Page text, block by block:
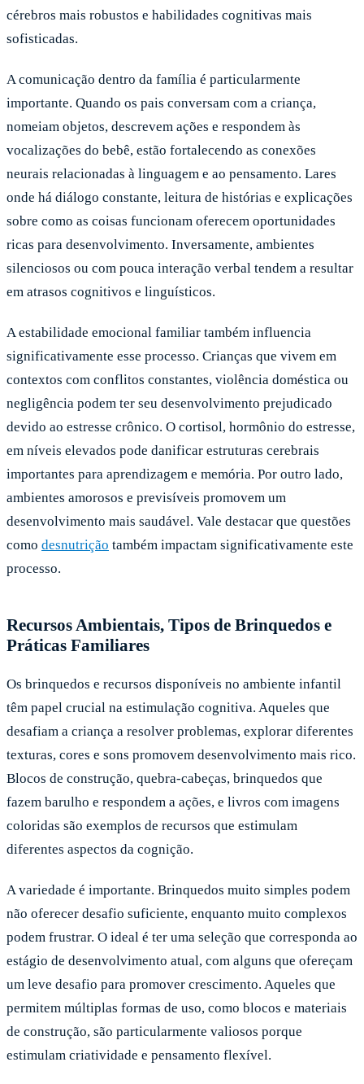
cérebros mais robustos e habilidades cognitivas mais
sofisticadas.
A comunicação dentro da família é particularmente
importante. Quando os pais conversam com a criança,
nomeiam objetos, descrevem ações e respondem às
vocalizações do bebê, estão fortalecendo as conexões
neurais relacionadas à linguagem e ao pensamento. Lares
onde há diálogo constante, leitura de histórias e explicações
sobre como as coisas funcionam oferecem oportunidades
ricas para desenvolvimento. Inversamente, ambientes
silenciosos ou com pouca interação verbal tendem a resultar
em atrasos cognitivos e linguísticos.
A estabilidade emocional familiar também influencia
significativamente esse processo. Crianças que vivem em
contextos com conflitos constantes, violência doméstica ou
negligência podem ter seu desenvolvimento prejudicado
devido ao estresse crônico. O cortisol, hormônio do estresse,
em níveis elevados pode danificar estruturas cerebrais
importantes para aprendizagem e memória. Por outro lado,
ambientes amorosos e previsíveis promovem um
desenvolvimento mais saudável. Vale destacar que questões
como desnutrição também impactam significativamente este
processo.
Recursos Ambientais, Tipos de Brinquedos e
Práticas Familiares
Os brinquedos e recursos disponíveis no ambiente infantil
têm papel crucial na estimulação cognitiva. Aqueles que
desafiam a criança a resolver problemas, explorar diferentes
texturas, cores e sons promovem desenvolvimento mais rico.
Blocos de construção, quebra-cabeças, brinquedos que
fazem barulho e respondem a ações, e livros com imagens
coloridas são exemplos de recursos que estimulam
diferentes aspectos da cognição.
A variedade é importante. Brinquedos muito simples podem
não oferecer desafio suficiente, enquanto muito complexos
podem frustrar. O ideal é ter uma seleção que corresponda ao
estágio de desenvolvimento atual, com alguns que ofereçam
um leve desafio para promover crescimento. Aqueles que
permitem múltiplas formas de uso, como blocos e materiais
de construção, são particularmente valiosos porque
estimulam criatividade e pensamento flexível.